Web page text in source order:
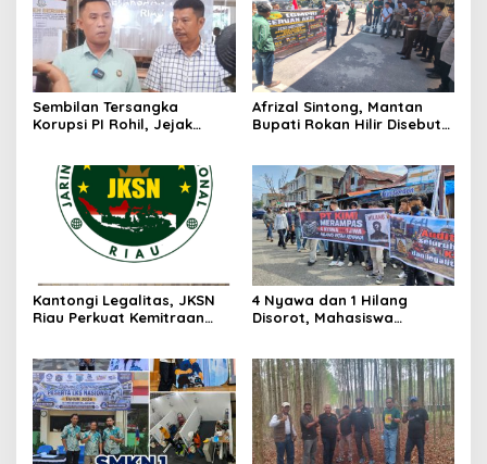
Sembilan Tersangka
Korupsi PI Rohil, Jejak
Afrizal Sintong, Mantan
Bupati Rokan Hilir Disebut
Desak Usut Dividen Rp331,7
Miliar
Kantongi Legalitas, JKSN
Riau Perkuat Kemitraan
4 Nyawa dan 1 Hilang
Disorot, Mahasiswa